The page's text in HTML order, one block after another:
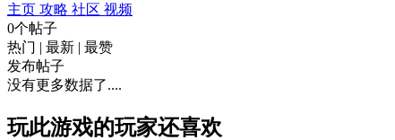
主页 攻略 社区 视频
0个帖子
热门 | 最新 | 最赞
发布帖子
没有更多数据了....
玩此游戏的玩家还喜欢